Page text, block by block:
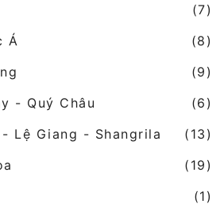
(7)
Á
(8)
(9)
- Quý Châu
(6)
Lệ Giang - Shangrila
(13)
(19)
(1)